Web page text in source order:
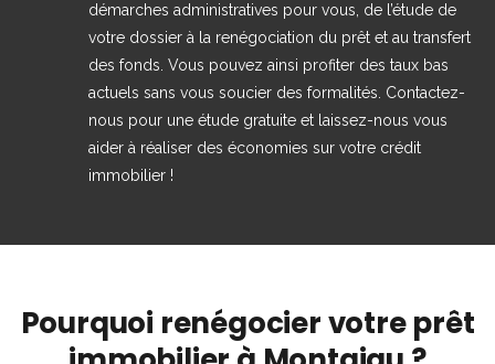
démarches administratives pour vous, de l’étude de
votre dossier à la renégociation du prêt et au transfert
des fonds. Vous pouvez ainsi profiter des taux bas
actuels sans vous soucier des formalités. Contactez-
nous pour une étude gratuite et laissez-nous vous
aider à réaliser des économies sur votre crédit
immobilier !
Pourquoi renégocier votre prêt